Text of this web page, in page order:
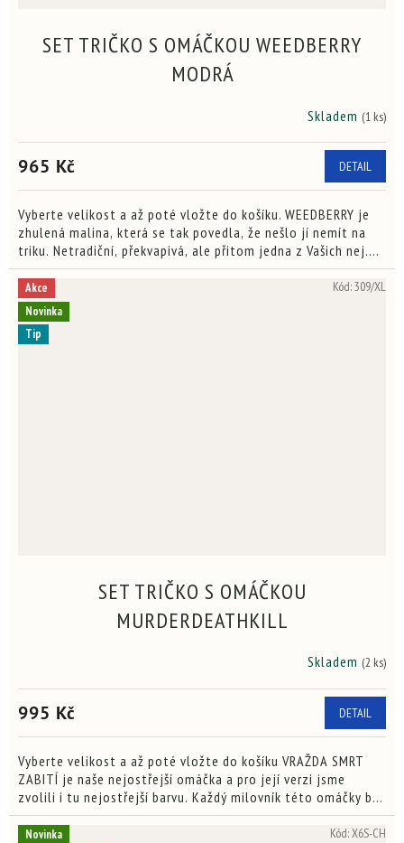
SET TRIČKO S OMÁČKOU WEEDBERRY
MODRÁ
Skladem (1 ks)
965 Kč DETAIL
Vyberte velikost a až poté vložte do košíku. WEEDBERRY je
zhulená malina, která se tak povedla, že nešlo jí nemít na
triku. Netradiční, překvapivá, ale přitom jedna z Vašich nej.
Víš co.
Akce
Novinka
Tip
SET TRIČKO S OMÁČKOU
MURDERDEATHKILL
Skladem (2 ks)
995 Kč DETAIL
Vyberte velikost a až poté vložte do košíku VRAŽDA SMRT
ZABITÍ je naše nejostřejší omáčka a pro její verzi jsme
zvolili i tu nejostřejší barvu. Každý milovník této omáčky by
měl mít i své triko.
Kód:309/XL
Novinka
Kód:X6S-CH